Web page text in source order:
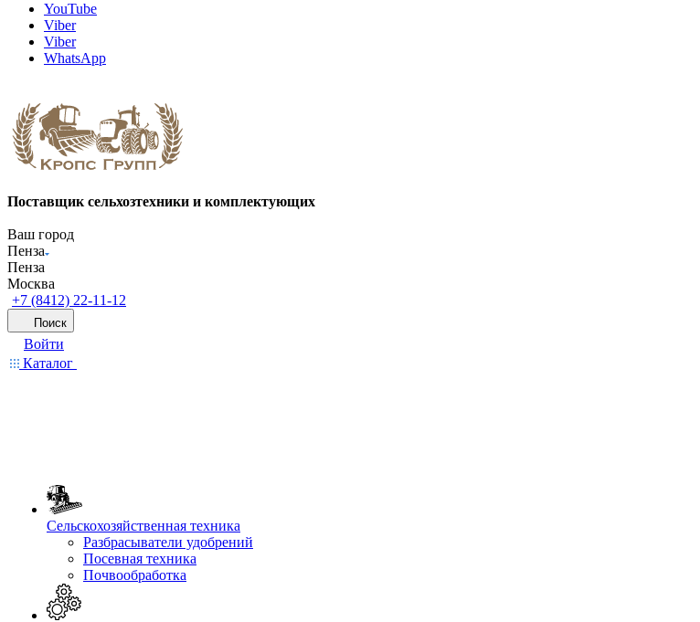
YouTube
Viber
Viber
WhatsApp
Поставщик сельхозтехники и комплектующих
Ваш город
Пенза
Пенза
Москва
+7 (8412) 22-11-12
Поиск
Войти
Каталог
Сельскохозяйственная техника
Разбрасыватели удобрений
Посевная техника
Почвообработка